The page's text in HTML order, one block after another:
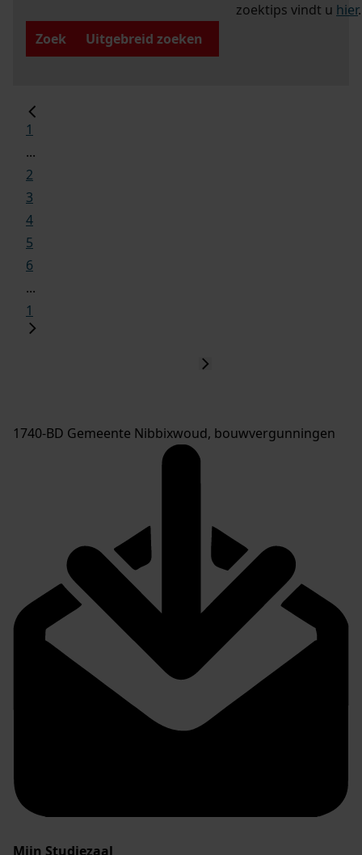
zoektips vindt u hier.
Zoek
Uitgebreid zoeken
1
...
2
3
4
5
6
...
1
1740-BD Gemeente Nibbixwoud, bouwvergunningen
Mijn Studiezaal